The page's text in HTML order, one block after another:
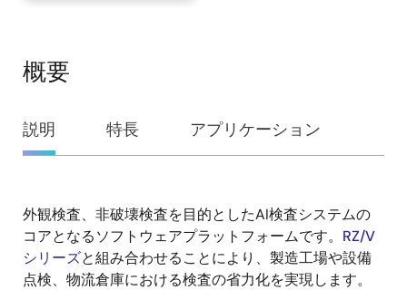
概要
概
要
説明 特長 アプリケーション
説
明
外観検査、非破壊検査を目的としたAI検査システムの
コアとなるソフトウェアプラットフォームです。 RZ/V
シリーズと組み合わせることにより、製造工場や設備
点検、物流倉庫における検査の省力化を実現します。